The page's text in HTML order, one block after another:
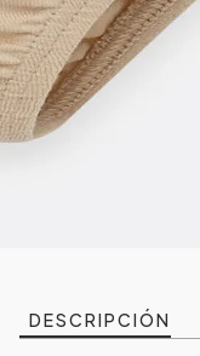
DESCRIPCIÓN